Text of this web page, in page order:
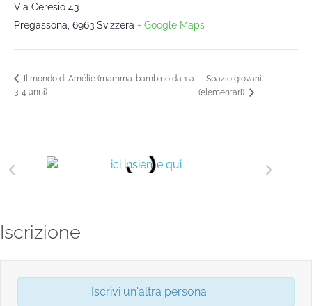
Via Ceresio 43
Pregassona 6963 Svizzera + Google Maps
Il mondo di Amélie (mamma-bambino da 1 a
3-4 anni)
Spazio giovani
(elementari)
Iscrizione
Iscrivi un'altra persona